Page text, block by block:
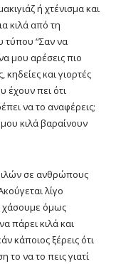
ή χτένισμα και
κιλά από τη
τύπου “Σαν να
μου αρέσεις πιο
και γιορτές
έχουν πει ότι
να το αναφέρεις;
κιλά βαραίνουν
σε ανθρώπους
λίγο
χάσουμε όμως
πάρει κιλά και
κάποιος ξέρεις ότι
το να το πεις γιατί